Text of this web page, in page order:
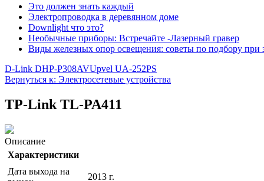
Это должен знать каждый
Электропроводка в деревянном доме
Downlight что это?
Необычные приборы: Встречайте -Лазерный гравер
Виды железных опор освещения: советы по подбору при
D-Link DHP-P308AVUpvel UA-252PS
Вернуться к: Электросетевые устройства
TP-Link TL-PA411
Описание
Характеристики
Дата выхода на
2013 г.